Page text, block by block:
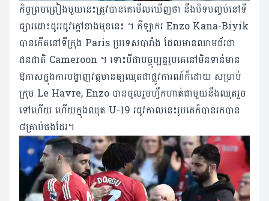
កិច្ចព្រមព្រៀងមួយនេះត្រូវបានគេមើលឃើញថា នឹងបិទបញ្ចប់នៅទី
ផ្សារដោះដូររដូវក្តៅខាងមុខនេះ ។ កីឡាករ Enzo Kana-Biyik
បានកើតនៅទីក្រុង Paris ប្រទេសបារាំង ដែលមានឈាមជ័រជា
ជនជាតិ Cameroon ។ ទោះបីជាបច្ចុប្បន្នរូបគេនៅមិនទាន់មាន
ឱកាសក្នុងការបង្ហាញវត្តមានឲ្យឈុតជាផ្លូវការណ៍ក៏ដោយ សម្រាប់
ក្រុម Le Havre, Enzo បានចូលរួមហ្វឹកហាត់ជាមួយនឹងឈុតរួច
ទៅហើយ ហើយក្នុងឈុត U-19 រដូវកាលនេះរូបគេក៏បានរកបាន
៨គ្រាប់ផងដែរ។